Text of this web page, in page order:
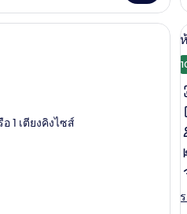
1
เ
ห้องสตูดิโอสวีท | เครื่องนอนป้องกัน
1 เตียงคิงไซส์